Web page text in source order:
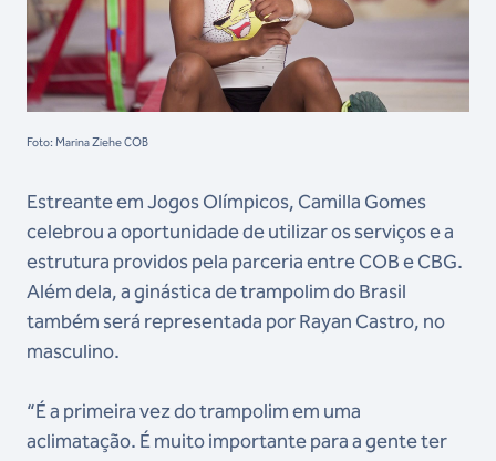
Foto: Marina Ziehe COB
Estreante em Jogos Olímpicos, Camilla Gomes
celebrou a oportunidade de utilizar os serviços e a
estrutura providos pela parceria entre COB e CBG.
Além dela, a ginástica de trampolim do Brasil
também será representada por Rayan Castro, no
masculino.
“É a primeira vez do trampolim em uma
aclimatação. É muito importante para a gente ter